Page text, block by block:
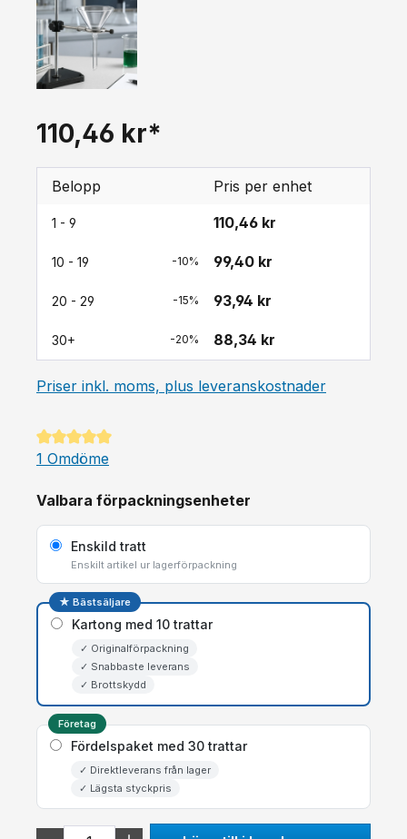
110,46 kr*
Belopp Pris per enhet
1 - 9 110,46 kr
10 - 19 -10% 99,40 kr
20 - 29 -15% 93,94 kr
30+ -20% 88,34 kr
Priser inkl. moms, plus leveranskostnader
Genomsnittligt betyg på 5 av 5 stjärnor
1 Omdöme
Valbara förpackningsenheter
Enskild tratt
Enskilt artikel ur lagerförpackning
★ Bästsäljare
Kartong med 10 trattar
✓ Originalförpackning
✓ Snabbaste leverans
✓ Brottskydd
Företag
Fördelspaket med 30 trattar
✓ Direktleverans från lager
✓ Lägsta styckpris